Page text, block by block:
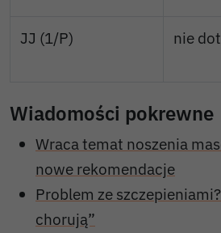
JJ (1/P) nie
Wiadomości pokrewne
Wraca temat noszenia
nowe rekomendacje
Problem ze
chorują”